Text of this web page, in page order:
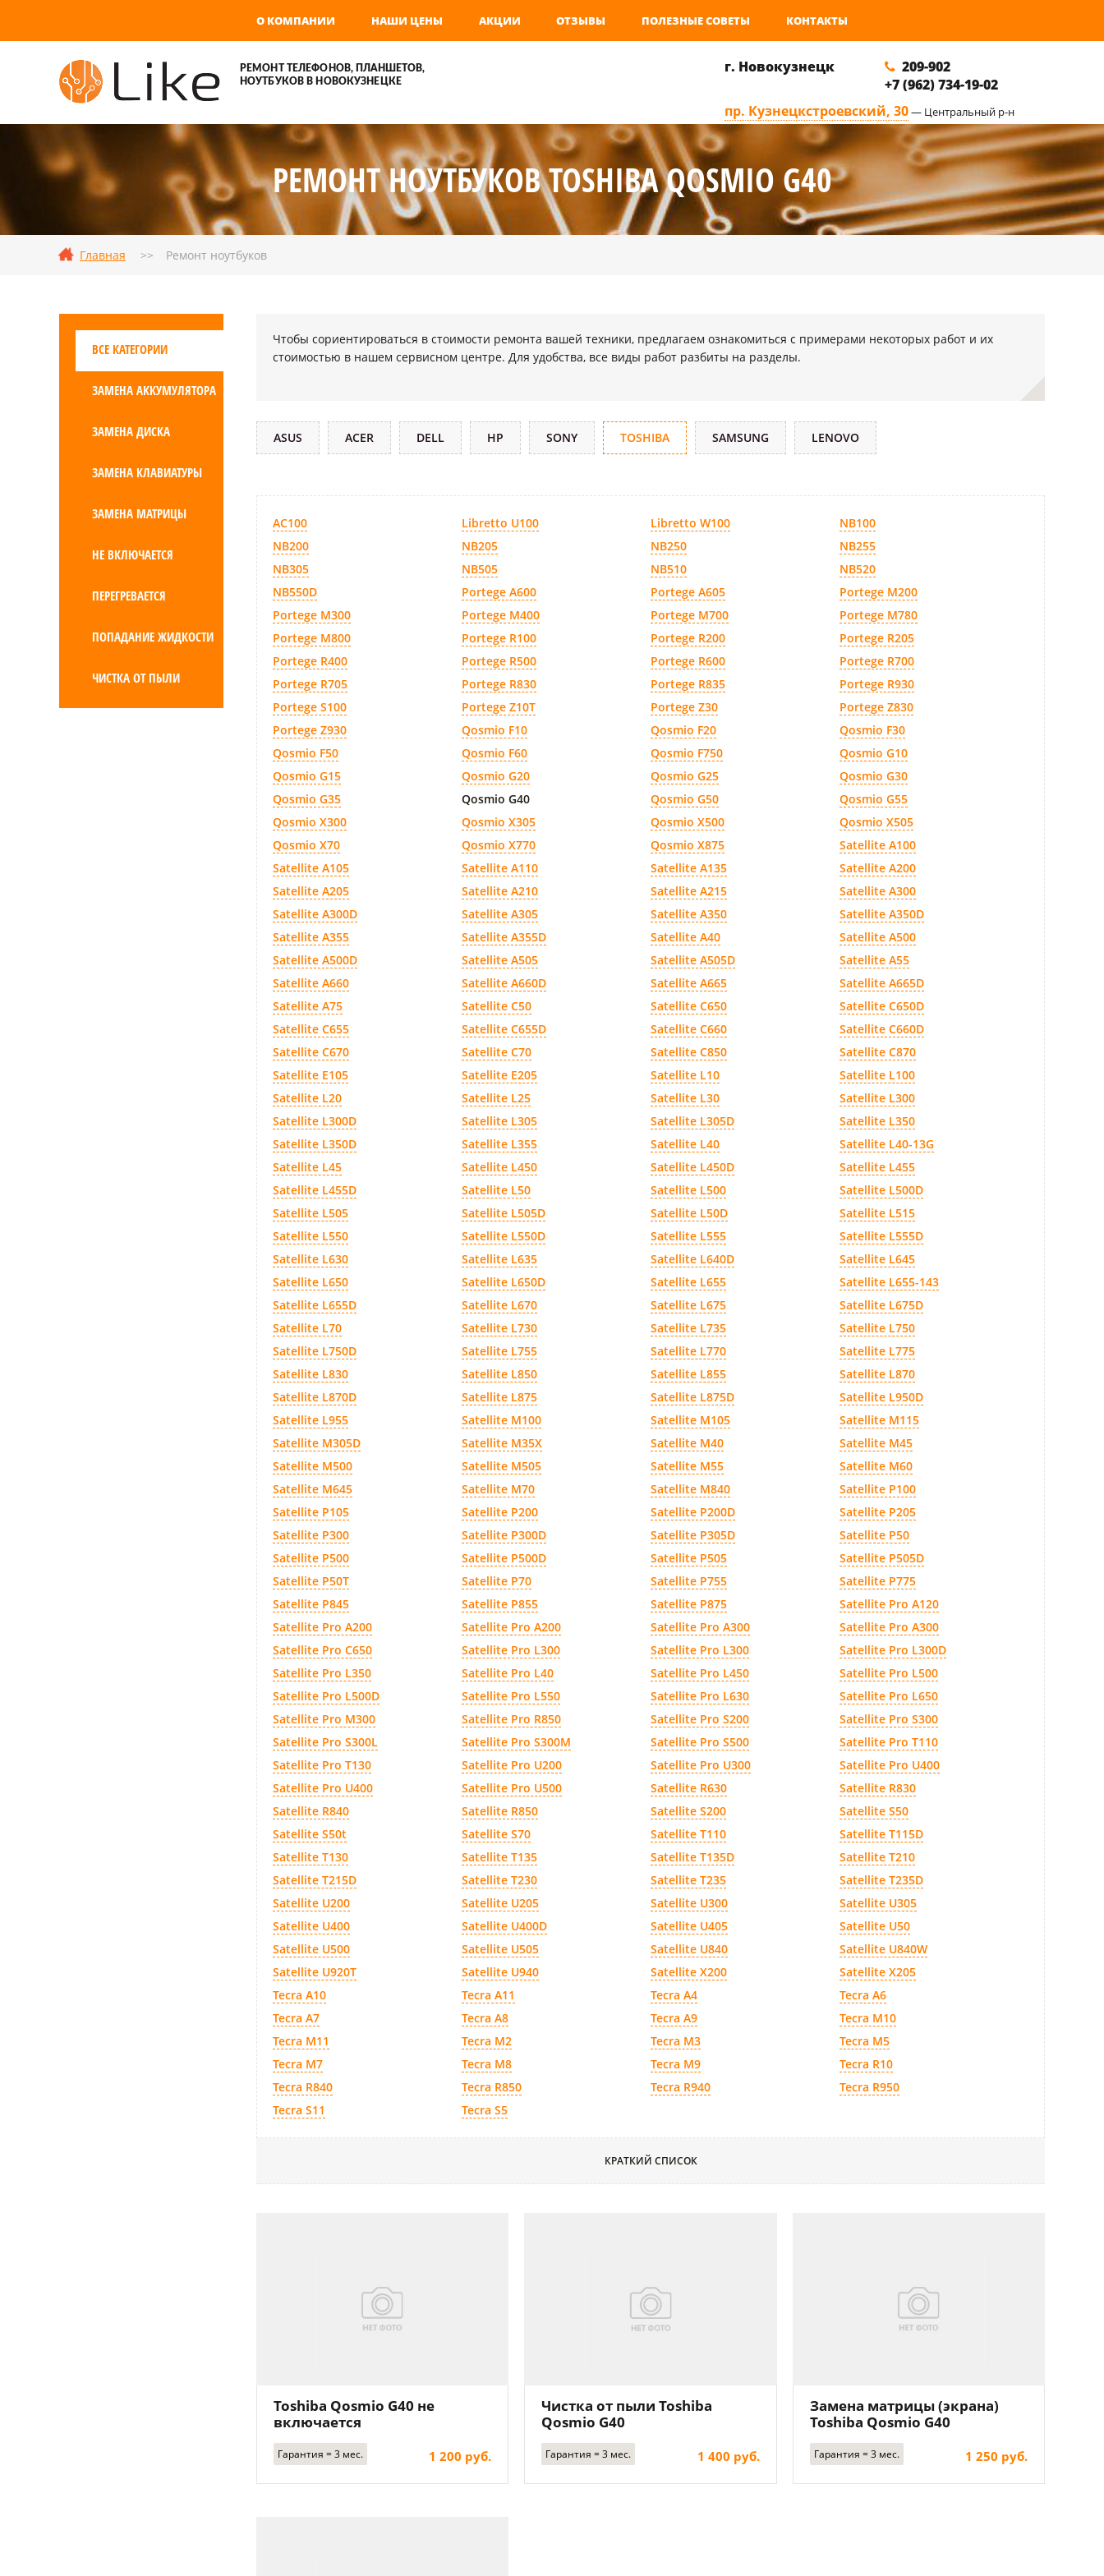
О КОМПАНИИ НАШИ ЦЕНЫ АКЦИИ ОТЗЫВЫ ПОЛЕЗНЫЕ СОВЕТЫ КОНТАКТЫ
РЕМОНТ ТЕЛЕФОНОВ, ПЛАНШЕТОВ,
НОУТБУКОВ В НОВОКУЗНЕЦКЕ
г. Новокузнецк
209-902
+7 (962) 734-19-02
пр. Кузнецкстроевский, 30— Центральный р-н
РЕМОНТ НОУТБУКОВ TOSHIBA QOSMIO G40
Главная Ремонт ноутбуков
ВСЕ КАТЕГОРИИ
ЗАМЕНА АККУМУЛЯТОРА
ЗАМЕНА ДИСКА
ЗАМЕНА КЛАВИАТУРЫ
ЗАМЕНА МАТРИЦЫ
НЕ ВКЛЮЧАЕТСЯ
ПЕРЕГРЕВАЕТСЯ
ПОПАДАНИЕ ЖИДКОСТИ
ЧИСТКА ОТ ПЫЛИ
Чтобы сориентироваться в стоимости ремонта вашей техники, предлагаем ознакомиться с примерами некоторых работ и их
стоимостью в нашем сервисном центре. Для удобства, все виды работ разбиты на разделы.
ASUS ACER DELL HP SONY TOSHIBA SAMSUNG LENOVO
AC100 Libretto U100 Libretto W100
NB100
NB200
NB205 NB250
NB255
NB305
NB505 NB510
NB520
NB550D
Portege A600 Portege A605
Portege M200
Portege M300
Portege M400 Portege M700
Portege M780
Portege M800
Portege R100 Portege R200
Portege R205
Portege R400
Portege R500 Portege R600
Portege R700
Portege R705
Portege R830 Portege R835
Portege R930
Portege S100
Portege Z10T Portege Z30
Portege Z830
Portege Z930
Qosmio F10 Qosmio F20
Qosmio F30
Qosmio F50
Qosmio F60 Qosmio F750
Qosmio G10
Qosmio G15
Qosmio G20 Qosmio G25
Qosmio G30
Qosmio G35
Qosmio G40 Qosmio G50
Qosmio G55
Qosmio X300
Qosmio X305 Qosmio X500
Qosmio X505
Qosmio X70
Qosmio X770 Qosmio X875
Satellite A100
Satellite A105
Satellite A110 Satellite A135
Satellite A200
Satellite A205
Satellite A210 Satellite A215
Satellite A300
Satellite A300D
Satellite A305 Satellite A350
Satellite A350D
Satellite A355
Satellite A355D Satellite A40
Satellite A500
Satellite A500D
Satellite A505 Satellite A505D
Satellite A55
Satellite A660
Satellite A660D Satellite A665
Satellite A665D
Satellite A75
Satellite C50 Satellite C650
Satellite C650D
Satellite C655
Satellite C655D Satellite C660
Satellite C660D
Satellite C670
Satellite C70 Satellite C850
Satellite C870
Satellite E105
Satellite E205 Satellite L10
Satellite L100
Satellite L20
Satellite L25 Satellite L30
Satellite L300
Satellite L300D
Satellite L305 Satellite L305D
Satellite L350
Satellite L350D
Satellite L355 Satellite L40
Satellite L40-13G
Satellite L45
Satellite L450 Satellite L450D
Satellite L455
Satellite L455D
Satellite L50 Satellite L500
Satellite L500D
Satellite L505
Satellite L505D Satellite L50D
Satellite L515
Satellite L550
Satellite L550D Satellite L555
Satellite L555D
Satellite L630
Satellite L635 Satellite L640D
Satellite L645
Satellite L650
Satellite L650D Satellite L655
Satellite L655-143
Satellite L655D
Satellite L670 Satellite L675
Satellite L675D
Satellite L70
Satellite L730 Satellite L735
Satellite L750
Satellite L750D
Satellite L755 Satellite L770
Satellite L775
Satellite L830
Satellite L850 Satellite L855
Satellite L870
Satellite L870D
Satellite L875 Satellite L875D
Satellite L950D
Satellite L955
Satellite M100 Satellite M105
Satellite M115
Satellite M305D
Satellite M35X Satellite M40
Satellite M45
Satellite M500
Satellite M505 Satellite M55
Satellite M60
Satellite M645
Satellite M70 Satellite M840
Satellite P100
Satellite P105
Satellite P200 Satellite P200D
Satellite P205
Satellite P300
Satellite P300D Satellite P305D
Satellite P50
Satellite P500
Satellite P500D Satellite P505
Satellite P505D
Satellite P50T
Satellite P70 Satellite P755
Satellite P775
Satellite P845
Satellite P855 Satellite P875
Satellite Pro A120
Satellite Pro A200
Satellite Pro A200 Satellite Pro A300
Satellite Pro A300
Satellite Pro C650
Satellite Pro L300 Satellite Pro L300
Satellite Pro L300D
Satellite Pro L350
Satellite Pro L40 Satellite Pro L450
Satellite Pro L500
Satellite Pro L500D
Satellite Pro L550 Satellite Pro L630
Satellite Pro L650
Satellite Pro M300
Satellite Pro R850 Satellite Pro S200
Satellite Pro S300
Satellite Pro S300L
Satellite Pro S300M Satellite Pro S500
Satellite Pro T110
Satellite Pro T130
Satellite Pro U200 Satellite Pro U300
Satellite Pro U400
Satellite Pro U400
Satellite Pro U500 Satellite R630
Satellite R830
Satellite R840
Satellite R850 Satellite S200
Satellite S50
Satellite S50t
Satellite S70 Satellite T110
Satellite T115D
Satellite T130
Satellite T135 Satellite T135D
Satellite T210
Satellite T215D
Satellite T230 Satellite T235
Satellite T235D
Satellite U200
Satellite U205 Satellite U300
Satellite U305
Satellite U400
Satellite U400D Satellite U405
Satellite U50
Satellite U500
Satellite U505 Satellite U840
Satellite U840W
Satellite U920T
Satellite U940 Satellite X200
Satellite X205
Tecra A10
Tecra A11 Tecra A4
Tecra A6
Tecra A7
Tecra A8 Tecra A9
Tecra M10
Tecra M11
Tecra M2 Tecra M3
Tecra M5
Tecra M7
Tecra M8 Tecra M9
Tecra R10
Tecra R840
Tecra R850 Tecra R940
Tecra R950
Tecra S11
Tecra S5
КРАТКИЙ СПИСОК
Toshiba Qosmio G40 не
включается
Гарантия = 3 мес. 1 200 руб.
Чистка от пыли Toshiba
Qosmio G40
Гарантия = 3 мес. 1 400 руб.
Замена матрицы (экрана)
Toshiba Qosmio G40
Гарантия = 3 мес. 1 250 руб.